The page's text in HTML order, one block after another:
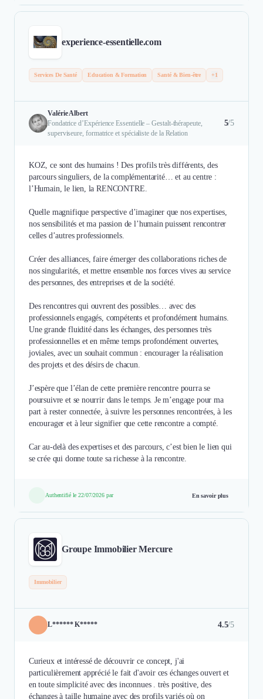
experience-essentielle.com
Services De Santé Education & Formation Santé & Bien-être +1
Valérie Albert
Fondatrice d’Expérience Essentielle – Gestalt-thérapeute,
superviseure, formatrice et spécialiste de la Relation
5/5
KOZ, ce sont des humains ! Des profils très différents, des
parcours singuliers, de la complémentarité… et au centre :
l’Humain, le lien, la RENCONTRE.
Quelle magnifique perspective d’imaginer que nos expertises,
nos sensibilités et ma passion de l’humain puissent rencontrer
celles d’autres professionnels.
Créer des alliances, faire émerger des collaborations riches de
nos singularités, et mettre ensemble nos forces vives au service
des personnes, des entreprises et de la société.
Des rencontres qui ouvrent des possibles… avec des
professionnels engagés, compétents et profondément humains.
Une grande fluidité dans les échanges, des personnes très
professionnelles et en même temps profondément ouvertes,
joviales, avec un souhait commun : encourager la réalisation
des projets et des désirs de chacun.
J’espère que l’élan de cette première rencontre pourra se
poursuivre et se nourrir dans le temps. Je m’engage pour ma
part à rester connectée, à suivre les personnes rencontrées, à les
encourager et à leur signifier que cette rencontre a compté.
Car au-delà des expertises et des parcours, c’est bien le lien qui
Authentifié le 22/07/2026 par En savoir plus
Groupe Immobilier Mercure
Immobilier
L****** K***** 4.5/5
Curieux et intéressé de découvrir ce concept, j'ai
particulièrement apprécié le fait d'avoir ces échanges ouvert et
en toute simplicité avec des inconnues . très positive, des
échanges à taille humaine avec des profils variés où on